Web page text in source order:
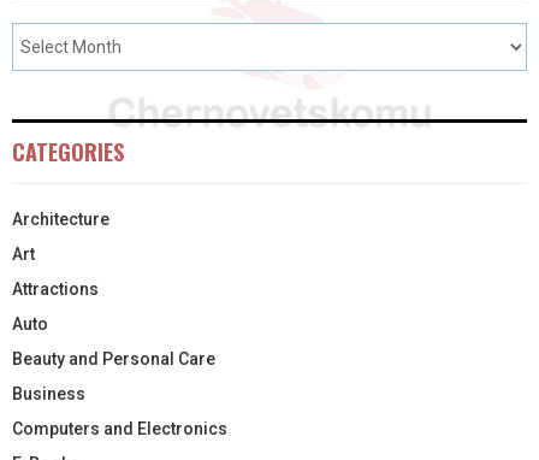
CATEGORIES
Architecture
Art
Attractions
Auto
Beauty and Personal Care
Business
Computers and Electronics